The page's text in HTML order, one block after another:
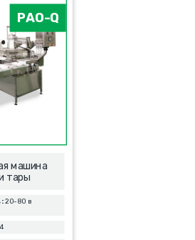
PAO-Q
машина
тары
20-80 в